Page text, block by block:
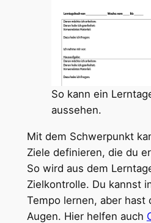
So kann ein
aussehen.
Mit dem Schwerpunkt
Ziele definieren, die du
So wird aus dem
Zielkontrolle. Du kannst
Tempo lernen, aber hast
Augen. Hier helfen auch